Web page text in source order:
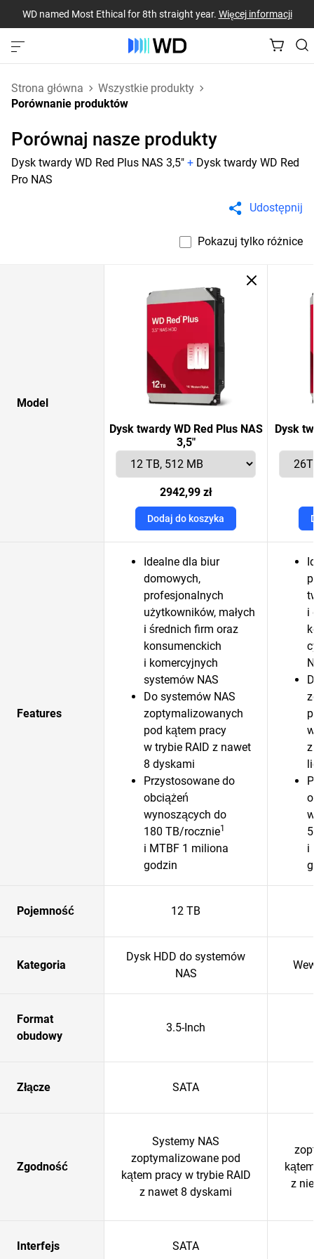
WD named Most Ethical for 8th straight year. Więcej informacji
Strona główna
Wszystkie produkty
Porównanie produktów
Porównaj nasze produkty
Dysk twardy WD Red Plus NAS 3,5" + Dysk twardy WD Red
Pro NAS
Udostępnij
Pokazuj tylko różnice
Model
Dysk twardy WD Red Plus NAS
3,5"
2942,99 zł
Dodaj do koszyka
Dysk
Features
Idealne dla biur
domowych,
profesjonalnych
użytkowników, małych
i średnich firm oraz
konsumenckich
i komercyjnych
systemów NAS
Do systemów NAS
zoptymalizowanych
pod kątem pracy
w trybie RAID z nawet
8 dyskami
Przystosowane do
obciążeń
wynoszących do
180 TB/rocznie1
i MTBF 1 miliona
godzin
i
i
Pojemność 12 TB
Kategoria
Dysk HDD do systemów
NAS
Format
obudowy
3.5-Inch
Złącze SATA
Zgodność
Systemy NAS
zoptymalizowane pod
kątem pracy w trybie RAID
z nawet 8 dyskami
z
Interfejs SATA